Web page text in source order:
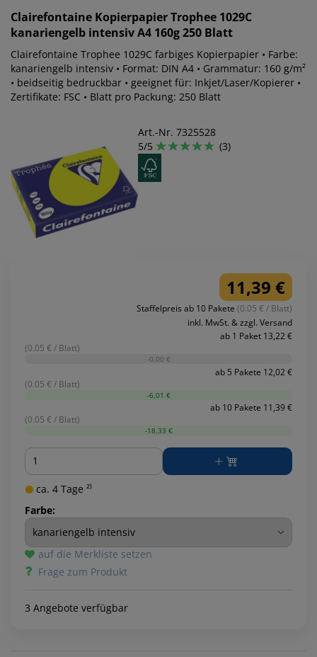
Clairefontaine Kopierpapier Trophee 1029C
kanariengelb intensiv A4 160g 250 Blatt
Clairefontaine Trophee 1029C farbiges Kopierpapier • Farbe:
kanariengelb intensiv • Format: DIN A4 • Grammatur: 160 g/m²
• beidseitig bedruckbar • geeignet für: Inkjet/Laser/Kopierer •
Zertifikate: FSC • Blatt pro Packung: 250 Blatt
Art.-Nr. 7325528
5/5
(3)
11,39 €
Staffelpreis ab 10 Pakete (0.05 € / Blatt)
inkl. MwSt. & zzgl. Versand
ab 1 Paket 13,22 €
(0.05 € / Blatt)
-0,00 €
ab 5 Pakete 12,02 €
(0.05 € / Blatt)
-6,01 €
ab 10 Pakete 11,39 €
(0.05 € / Blatt)
-18,33 €
Menge
ca. 4 Tage ²⁾
Farbe:
auf die Merkliste setzen
Frage zum Produkt
3 Angebote verfügbar